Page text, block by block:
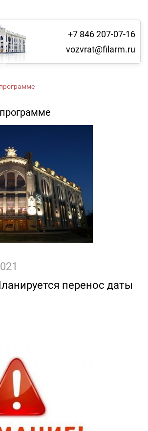
+7 846 207-07-16
vozvrat@filarm.ru
перенос даты